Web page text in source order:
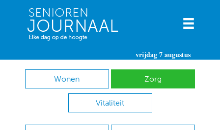
vrijdag 7 augustus
Wonen Zorg
Vitaliteit